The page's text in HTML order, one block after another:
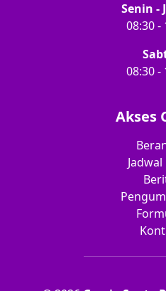
Senin -
08:30 -
08:30 -
Akses